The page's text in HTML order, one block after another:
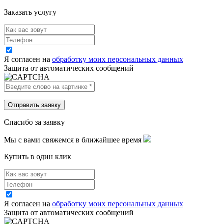
Заказать услугу
Я согласен на обработку моих персональных данных
Защита от автоматических сообщений
Спасибо за заявку
Мы с вами свяжемся в ближайшее время
Купить в один клик
Я согласен на обработку моих персональных данных
Защита от автоматических сообщений